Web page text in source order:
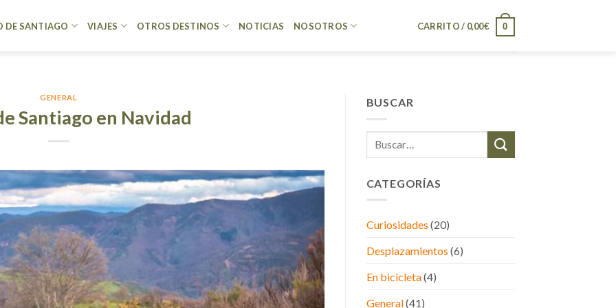
DE SANTIAGO VIAJES OTROS DESTINOS NOTICIAS NOSOTROS CARRITO / 0,00€ 0
GENERAL
Santiago en Navidad
BUSCAR
CATEGORÍAS
Curiosidades (20)
Desplazamientos (6)
En bicicleta(4)
General(41)